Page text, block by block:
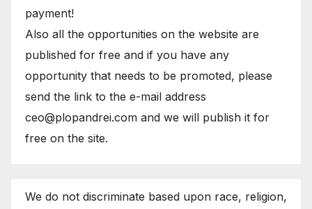
payment!
Also all the opportunities on the website are
published for free and if you have any
opportunity that needs to be promoted, please
send the link to the e-mail address
ceo@plopandrei.com and we will publish it for
free on the site.
We do not discriminate based upon race, religion,